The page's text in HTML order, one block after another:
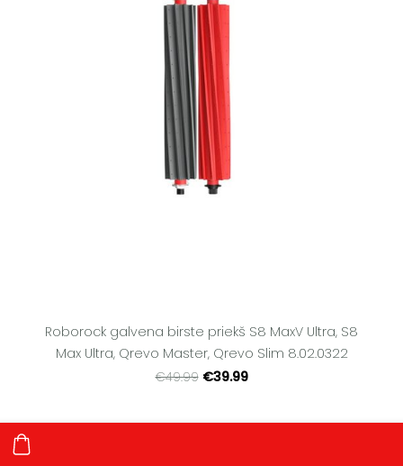
Roborock galvena birste priekš S8 MaxV Ultra, S8
Max Ultra, Qrevo Master, Qrevo Slim 8.02.0322
€49.99 €39.99